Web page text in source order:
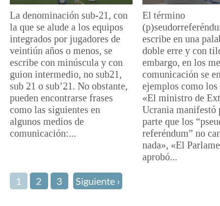
La denominación sub-21, con
la que se alude a los equipos
integrados por jugadores de
veintiún años o menos, se
escribe con minúscula y con
guion intermedio, no sub21,
sub 21 o sub’21. No obstante,
pueden encontrarse frases
como las siguientes en
algunos medios de
comunicación:...
El término
escribe en una
doble erre y con
embargo, en los
comunicación se
ejemplos como
«El ministro de
Ucrania manifestó
parte que los
referéndum” no
nada», «El
aprobó...
1 2 3 Siguiente ›